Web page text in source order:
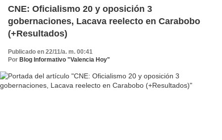
CNE: Oficialismo 20 y oposición 3
gobernaciones, Lacava reelecto en Carabobo
(+Resultados)
Publicado en 22/11/a. m. 00:41
Por Blog Informativo "Valencia Hoy"